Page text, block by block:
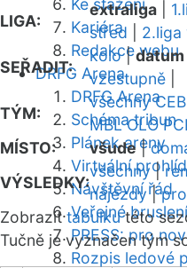
Ke stažení
Kariéra
Redakce webu
DRFG Arena
DRFG Arena
Schéma tribun
Plánek areny
Virtuální
Návštěvní řád
Veřejné bruslení
PRESS: pro
Rozpis ledové
LIGA:
extraliga
střed
2.liga
SEŘADIT:
kolo|datum
vzestupně
TÝM:
všechny CEB
MBL OLO
MÍSTO:
všude|
VÝSLEDKY:
všechny|
nájezdy|
Zobrazittabulkutéto
Tučně je vyznačen tým